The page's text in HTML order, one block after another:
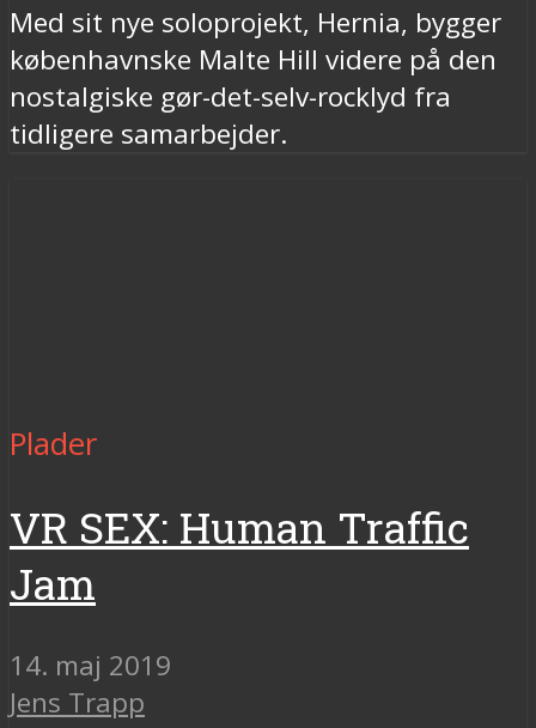
Med sit nye soloprojekt, Hernia, bygger
københavnske Malte Hill videre på den
nostalgiske gør-det-selv-rocklyd fra
tidligere samarbejder.
Plader
VR SEX: Human Traffic
Jam
14. maj 2019
Jens Trapp